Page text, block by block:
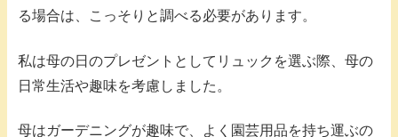
る場合は、こっそりと調べる必要があります。
私は母の日のプレゼントとしてリュックを選ぶ際、母の
日常生活や趣味を考慮しました。
母はガーデニングが趣味で、よく園芸用品を持ち運ぶの